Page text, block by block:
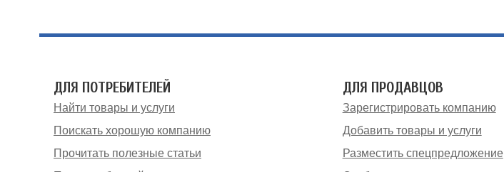
ДЛЯ ПОТРЕБИТЕЛЕЙ
Найти товары и услуги
Поискать хорошую компанию
Прочитать полезные статьи
ДЛЯ ПРОДАВЦОВ
Зарегистрировать компанию
Добавить товары и услуги
Разместить спецпредложение